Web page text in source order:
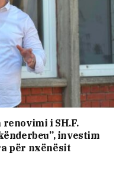
i SH.F.
investim
për nxënësit